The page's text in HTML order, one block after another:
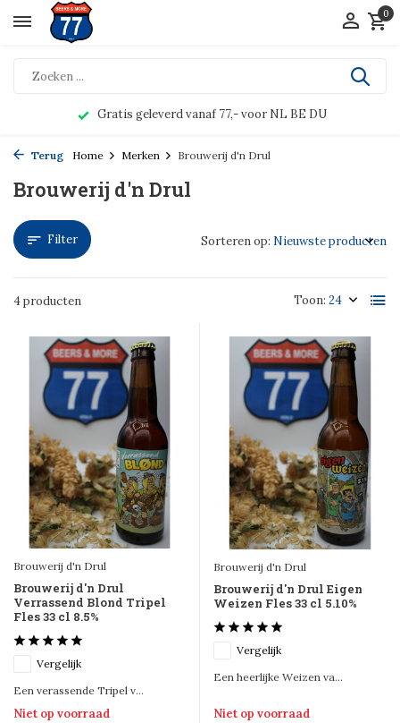
0
Gratis geleverd vanaf 77,- voor NL BE DU
Terug Home Merken Brouwerij d'n Drul
Brouwerij d'n Drul
Filter
4 producten Toon:
Sorteren op:
Brouwerij d'n Drul
Brouwerij d'n Drul
Verrassend Blond Tripel
Fles 33 cl 8.5%
Vergelijk
Een verassende Tripel v...
Niet op voorraad
Brouwerij d'n Drul
Brouwerij d'n Drul Eigen
Weizen Fles 33 cl 5.10%
Vergelijk
Een heerlijke Weizen va...
Niet op voorraad